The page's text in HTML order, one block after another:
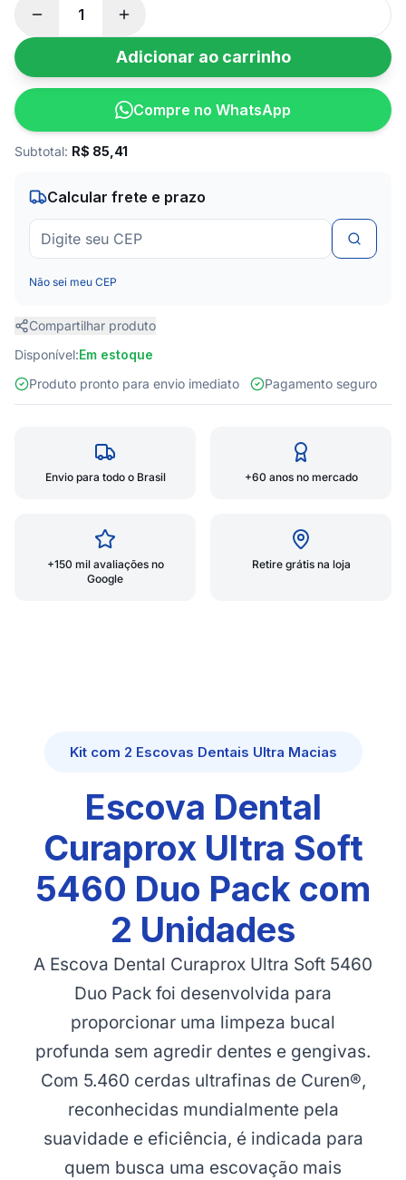
Adicionar ao carrinho
Compre no WhatsApp
Subtotal: R$ 85,41
Calcular frete e prazo
Não sei meu CEP
Compartilhar produto
Disponível:Em estoque
Produto pronto para envio imediato
Pagamento seguro
Envio para todo o Brasil +60 anos no mercado
+150 mil avaliações no
Google
Retire grátis na loja
Kit com 2 Escovas Dentais Ultra Macias
Escova Dental
Curaprox Ultra Soft
5460 Duo Pack com
2 Unidades
A Escova Dental Curaprox Ultra Soft 5460
Duo Pack foi desenvolvida para
proporcionar uma limpeza bucal
profunda sem agredir dentes e gengivas.
Com 5.460 cerdas ultrafinas de Curen®,
reconhecidas mundialmente pela
suavidade e eficiência, é indicada para
quem busca uma escovação mais